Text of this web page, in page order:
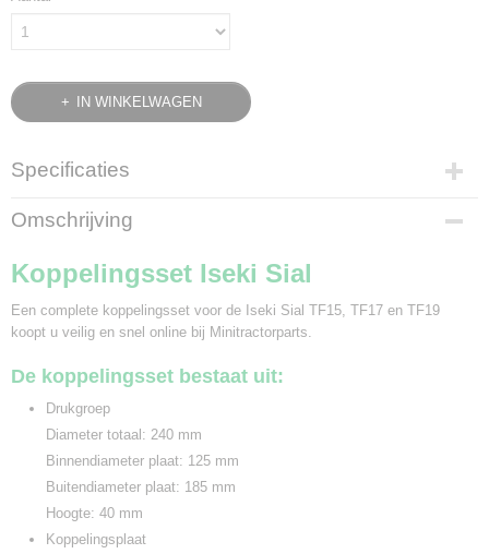
IN WINKELWAGEN
Specificaties
Bruto gewicht
4,50 Kg
Omschrijving
Koppelingsset Iseki Sial
Een complete koppelingsset voor de Iseki Sial TF15, TF17 en TF19
koopt u veilig en snel online bij Minitractorparts.
De koppelingsset bestaat uit:
Drukgroep
Diameter totaal: 240 mm
Binnendiameter plaat: 125 mm
Buitendiameter plaat: 185 mm
Hoogte: 40 mm
Koppelingsplaat